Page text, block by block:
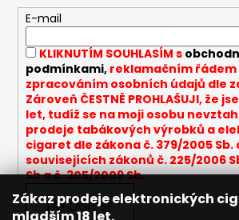
Zákaz prodeje elektronických
E-mail
KLIKNUTÍM SOUHLASÍM s
podmínkami,reklamačním řádem
zpracováním osobních údajů dle
Zároveň ČESTNĚ PROHLAŠUJI, že
let, tudíž se na moji osobu
prodeje tabákových výrobků a
cigaret dle zákona č. 379/2005 Sb.
souvisejících zákonů č. 225/2006
Sb a č. 305/2009 Sb.
PŘIHLÁSIT SE